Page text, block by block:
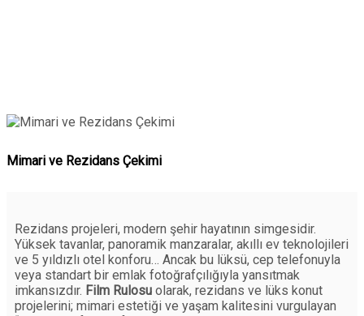
Mimari ve Rezidans Çekimi
Rezidans projeleri, modern şehir hayatının simgesidir.
Yüksek tavanlar, panoramik manzaralar, akıllı ev teknolojileri
ve 5 yıldızlı otel konforu… Ancak bu lüksü, cep telefonuyla
veya standart bir emlak fotoğrafçılığıyla yansıtmak
imkansızdır. Film Rulosu olarak, rezidans ve lüks konut
projelerini; mimari estetiği ve yaşam kalitesini vurgulayan